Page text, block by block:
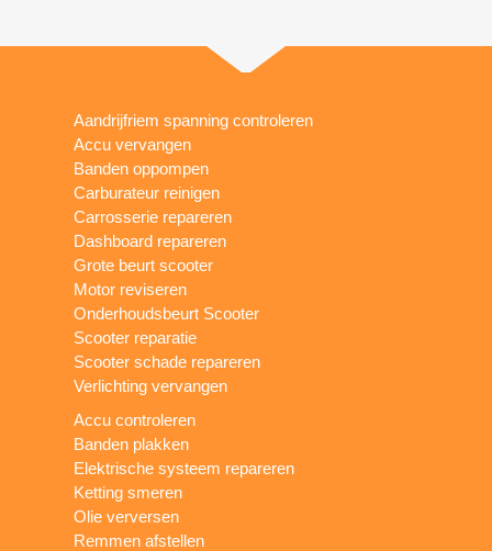
Aandrijfriem spanning controleren
Accu vervangen
Banden oppompen
Carburateur reinigen
Carrosserie repareren
Dashboard repareren
Grote beurt scooter
Motor reviseren
Onderhoudsbeurt Scooter
Scooter reparatie
Scooter schade repareren
Verlichting vervangen
Accu controleren
Banden plakken
Elektrische systeem repareren
Ketting smeren
Olie verversen
Remmen afstellen